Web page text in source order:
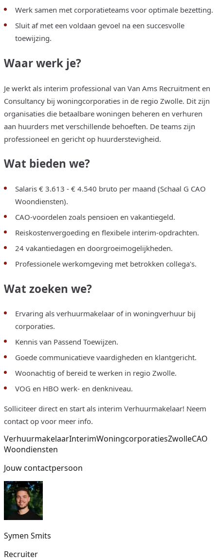
Werk samen met corporatieteams voor optimale bezetting.
Sluit af met een voldaan gevoel na een succesvolle
toewijzing.
Waar werk je?
Je werkt als interim professional van Van Ams Recruitment en
Consultancy bij woningcorporaties in de regio Zwolle. Dit zijn
organisaties die betaalbare woningen beheren en verhuren
aan huurders met verschillende behoeften. De teams zijn
professioneel en gericht op huurderstevigheid.
Wat bieden we?
Salaris € 3.613 - € 4.540 bruto per maand (Schaal G CAO
Woondiensten).
CAO-voordelen zoals pensioen en vakantiegeld.
Reiskostenvergoeding en flexibele interim-opdrachten.
24 vakantiedagen en doorgroeimogelijkheden.
Professionele werkomgeving met betrokken collega's.
Wat zoeken we?
Ervaring als verhuurmakelaar of in woningverhuur bij
corporaties.
Kennis van Passend Toewijzen.
Goede communicatieve vaardigheden en klantgericht.
Woonachtig of bereid te werken in regio Zwolle.
VOG en HBO werk- en denkniveau.
Solliciteer direct en start als interim Verhuurmakelaar! Neem
contact op voor meer info.
VerhuurmakelaarInterimWoningcorporatiesZwolleCAO
Woondiensten
Jouw contactpersoon
Symen Smits
Recruiter